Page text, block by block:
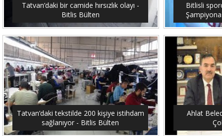
Tatvan’daki bir camide hırsızlık olayı -
Bitlis Bülten
Bitlisli
Tatvan’daki tekstilde 200 kişiye istihdam
sağlanıyor - Bitlis Bülten
Ahlat